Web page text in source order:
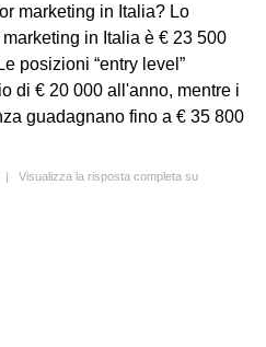
marketing in Italia? Lo
in Italia è € 23 500
posizioni “entry level”
di € 20 000 all'anno, mentre i
guadagnano fino a € 35 800
| Visualizza la risposta completa su